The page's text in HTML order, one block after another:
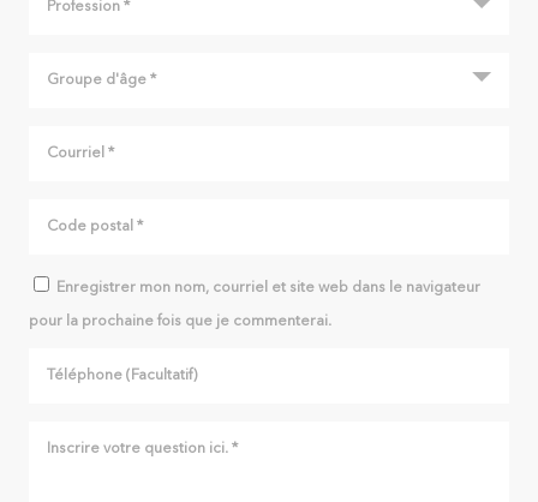
Enregistrer mon nom, courriel et site web dans le navigateur
pour la prochaine fois que je commenterai.